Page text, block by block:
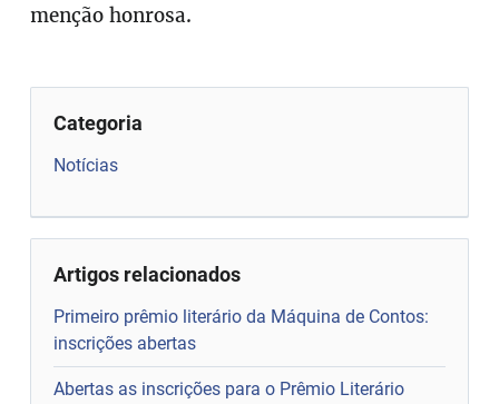
menção honrosa.
Categoria
Notícias
Artigos relacionados
Primeiro prêmio literário da Máquina de Contos:
inscrições abertas
Abertas as inscrições para o Prêmio Literário